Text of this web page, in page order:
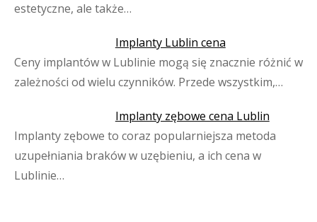
estetyczne, ale także…
Implanty Lublin cena
Ceny implantów w Lublinie mogą się znacznie różnić w
zależności od wielu czynników. Przede wszystkim,…
Implanty zębowe cena Lublin
Implanty zębowe to coraz popularniejsza metoda
uzupełniania braków w uzębieniu, a ich cena w
Lublinie…